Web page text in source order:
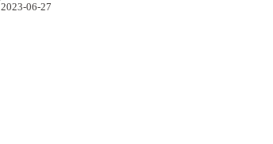
2023-06-27